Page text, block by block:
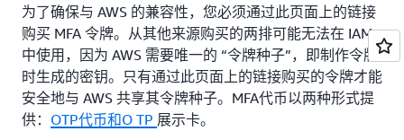
为了确保与 AWS 的兼容性，您必须通过此页面上的链接
购买 MFA 令牌。从其他来源购买的两排可能无法在 IAM
中使用，因为 AWS 需要唯一的 “令牌种子”，即制作令牌
时生成的密钥。只有通过此页面上的链接购买的令牌才能
安全地与 AWS 共享其令牌种子。MFA代币以两种形式提
供： OTP代币和O TP 展示卡。